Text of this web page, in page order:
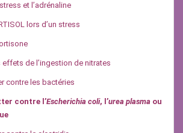
et l’adrénaline
lors d’un stress
effets de l’ingestion de nitrates
contre les bactéries
contre l’Escherichia coli, l’urea plasma ou